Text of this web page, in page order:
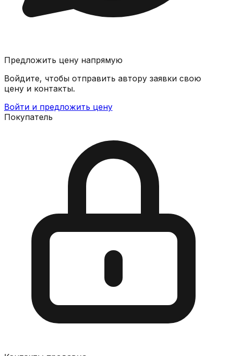
Предложить цену напрямую
Войдите, чтобы отправить автору заявки свою
цену и контакты.
Войти и предложить цену
Покупатель